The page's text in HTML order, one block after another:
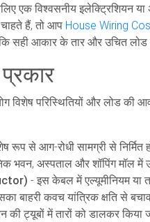
विश्वसनीय इलेक्ट्रिशियन या
हैं, तो आप House Wiring
सही आकार के तार और उचित लोड
विशेष परिस्थितियों और लोड
रूप से आग-रोधी सामग्री से
भवन, अस्पताल और शॉपिंग मॉल में
- इस केबल में एल्यूमीनियम या
बाहरी कवच यांत्रिक क्षति से
की ट्यूबों में तारों को डालकर किया